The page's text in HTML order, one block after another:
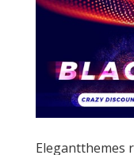
Elegantthemes